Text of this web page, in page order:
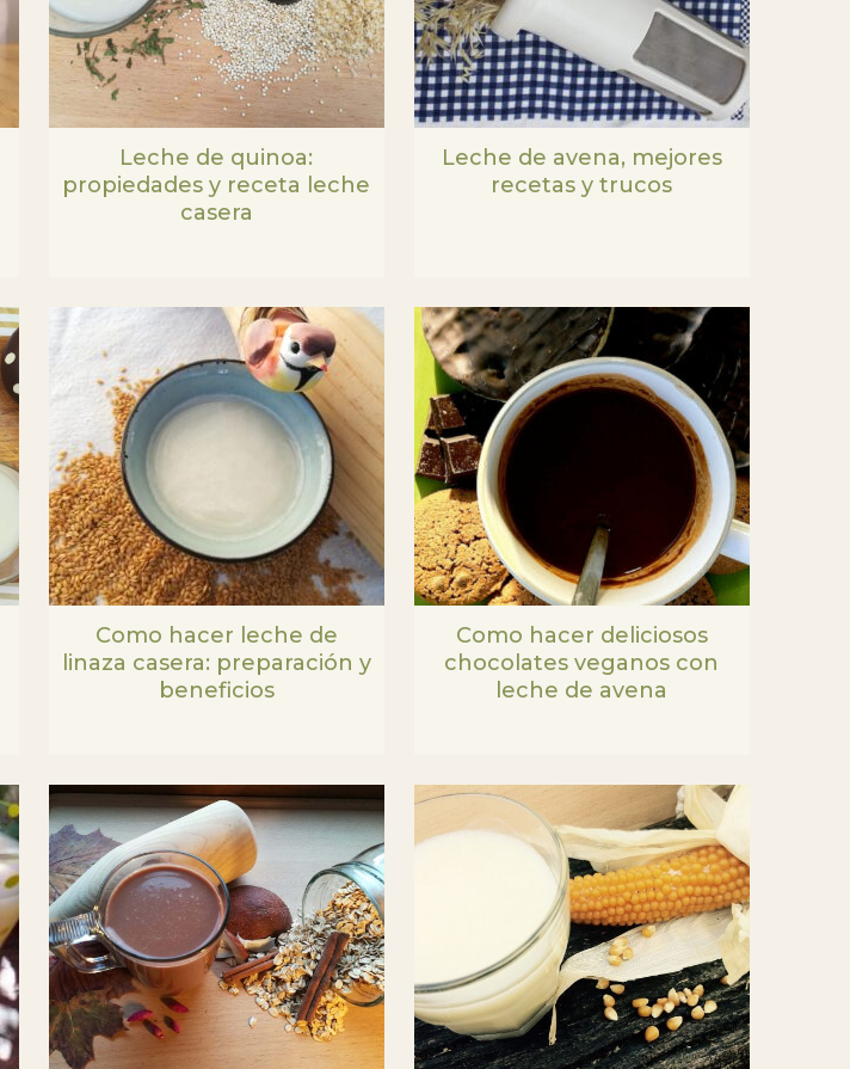
Leche de quinoa:
propiedades y receta leche
casera
Leche de avena, mejores
recetas y trucos
Como hacer leche de
linaza casera: preparación y
beneficios
Como hacer deliciosos
chocolates veganos con
leche de avena